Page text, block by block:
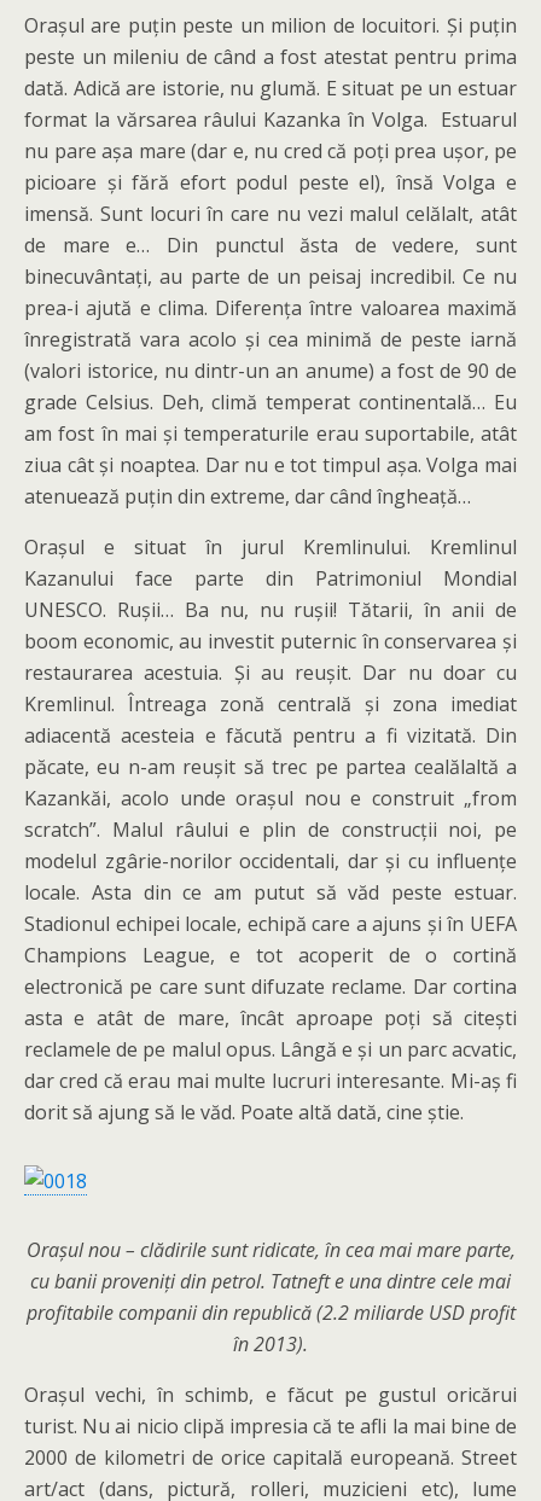
Orașul are puțin peste un milion de locuitori. Și puțin
peste un mileniu de când a fost atestat pentru prima
dată. Adică are istorie, nu glumă. E situat pe un estuar
format la vărsarea râului Kazanka în Volga. Estuarul
nu pare așa mare (dar e, nu cred că poți prea ușor, pe
picioare și fără efort podul peste el), însă Volga e
imensă. Sunt locuri în care nu vezi malul celălalt, atât
de mare e… Din punctul ăsta de vedere, sunt
binecuvântați, au parte de un peisaj incredibil. Ce nu
prea-i ajută e clima. Diferența între valoarea maximă
înregistrată vara acolo și cea minimă de peste iarnă
(valori istorice, nu dintr-un an anume) a fost de 90 de
grade Celsius. Deh, climă temperat continentală… Eu
am fost în mai și temperaturile erau suportabile, atât
ziua cât și noaptea. Dar nu e tot timpul așa. Volga mai
atenuează puțin din extreme, dar când îngheață…
Orașul e situat în jurul Kremlinului. Kremlinul
Kazanului face parte din Patrimoniul Mondial
UNESCO. Rușii… Ba nu, nu rușii! Tătarii, în anii de
boom economic, au investit puternic în conservarea și
restaurarea acestuia. Și au reușit. Dar nu doar cu
Kremlinul. Întreaga zonă centrală și zona imediat
adiacentă acesteia e făcută pentru a fi vizitată. Din
păcate, eu n-am reușit să trec pe partea cealălaltă a
Kazankăi, acolo unde orașul nou e construit „from
scratch”. Malul râului e plin de construcții noi, pe
modelul zgârie-norilor occidentali, dar și cu influențe
locale. Asta din ce am putut să văd peste estuar.
Stadionul echipei locale, echipă care a ajuns și în UEFA
Champions League, e tot acoperit de o cortină
electronică pe care sunt difuzate reclame. Dar cortina
asta e atât de mare, încât aproape poți să citești
reclamele de pe malul opus. Lângă e și un parc acvatic,
dar cred că erau mai multe lucruri interesante. Mi-aș fi
dorit să ajung să le văd. Poate altă dată, cine știe.
Orașul nou – clădirile sunt ridicate, în cea mai mare parte,
cu banii proveniți din petrol. Tatneft e una dintre cele mai
profitabile companii din republică (2.2 miliarde USD profit
în 2013).
Orașul vechi, în schimb, e făcut pe gustul oricărui
turist. Nu ai nicio clipă impresia că te afli la mai bine de
2000 de kilometri de orice capitală europeană. Street
art/act (dans, pictură, rolleri, muzicieni etc), lume